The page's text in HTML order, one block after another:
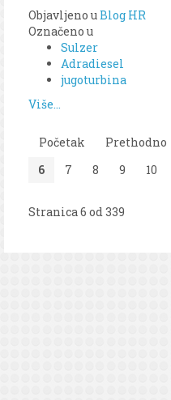
Objavljeno uBlog HR
Označeno u
Sulzer
Adradiesel
jugoturbina
Više...
Početak Prethodno
6
7 8 9 10
Stranica 6 od 339